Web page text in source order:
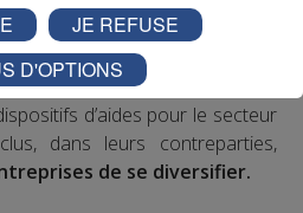
d’aides pour le secteur
dans leurs contreparties,
de se diversifier.
JE REFUSE
D'OPTIONS